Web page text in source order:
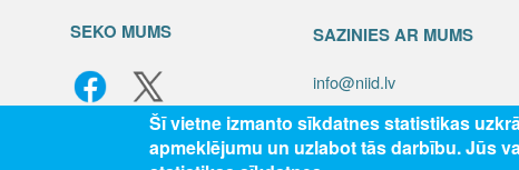
SEKO MUMS SAZINIES AR MUMS
info@niid.lv
Šī vietne izmanto sīkdatnes statistikas
apmeklējumu un uzlabot tās darbību. Jūs